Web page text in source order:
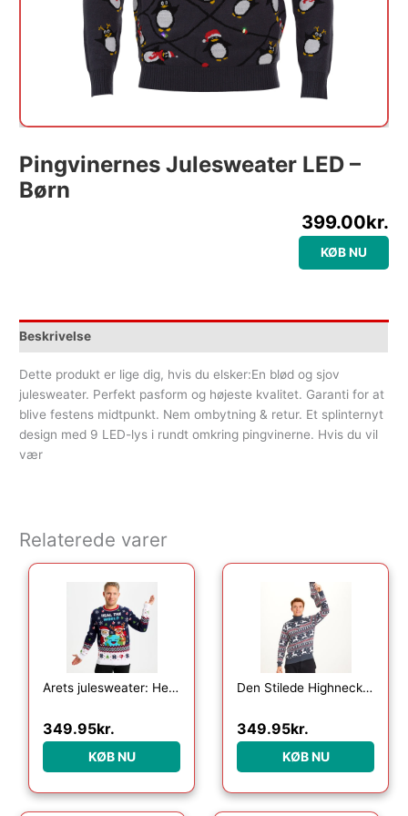
Pingvinernes Julesweater LED –
Børn
399.00kr.
KØB NU
Beskrivelse
Dette produkt er lige dig, hvis du elsker:En blød og sjov
julesweater. Perfekt pasform og højeste kvalitet. Garanti for at
blive festens midtpunkt. Nem ombytning & retur. Et splinternyt
design med 9 LED-lys i rundt omkring pingvinerne. Hvis du vil
vær
Relaterede varer
Årets julesweater: Heal The World Velgørenhed – herre / mænd. Ugly Christmas Sweater lavet i Danmark
349.95kr.
KØB NU
Den Stilede Highneck Julesweater – herre / mænd.
349.95kr.
KØB NU